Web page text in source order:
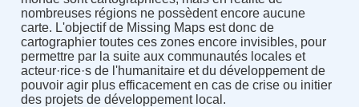
nombreuses régions ne possèdent encore aucune
carte. L'objectif de Missing Maps est donc de
cartographier toutes ces zones encore invisibles, pour
permettre par la suite aux communautés locales et
acteur·rice·s de l'humanitaire et du développement de
pouvoir agir plus efficacement en cas de crise ou initier
des projets de développement local.